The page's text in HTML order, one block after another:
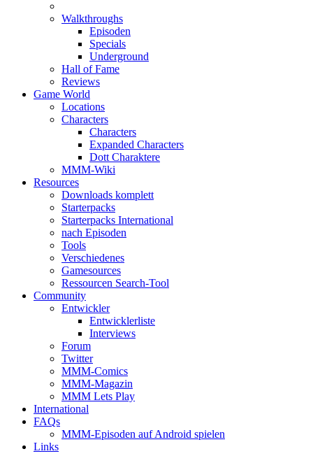
Walkthroughs
Episoden
Specials
Underground
Hall of Fame
Reviews
Game World
Locations
Characters
Characters
Expanded Characters
Dott Charaktere
MMM-Wiki
Resources
Downloads komplett
Starterpacks
Starterpacks International
nach Episoden
Tools
Verschiedenes
Gamesources
Ressourcen Search-Tool
Community
Entwickler
Entwicklerliste
Interviews
Forum
Twitter
MMM-Comics
MMM-Magazin
MMM Lets Play
International
FAQs
MMM-Episoden auf Android spielen
Links